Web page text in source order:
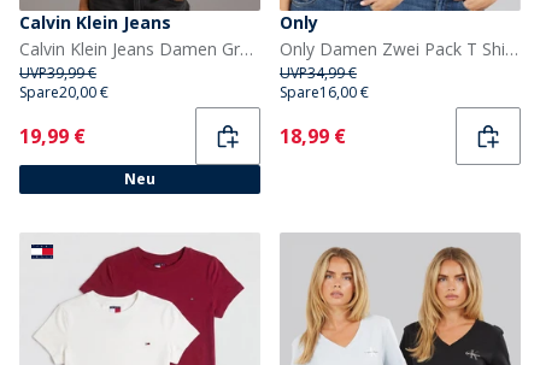
Calvin Klein Jeans
Calvin Klein Jeans Damen Grafik Logo T-Shirt Schwarz
UVP39,99 €
Spare20,00 €
Current
19,99 €
Neu
Only
Only Damen Zwei Pack T Shirts Schwarz
UVP34,99 €
Spare16,00 €
Current
18,99 €